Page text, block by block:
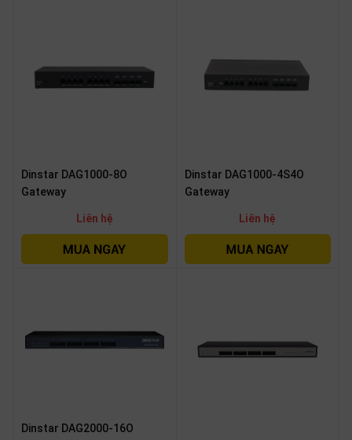
Dinstar DAG1000-8O
Gateway
Liên hệ
Dinstar DAG1000-4S4O
Gateway
Liên hệ
Dinstar DAG2000-16O
English